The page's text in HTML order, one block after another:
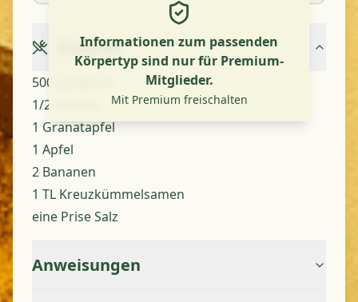
Informationen zum passenden
Körpertyp sind nur für Premium-
Mitglieder.
Mit Premium freischalten
Zutaten
500 g Joghurt
1/2 Ananas
1 Granatapfel
1 Apfel
2 Bananen
1 TL Kreuzkümmelsamen
eine Prise Salz
Anweisungen